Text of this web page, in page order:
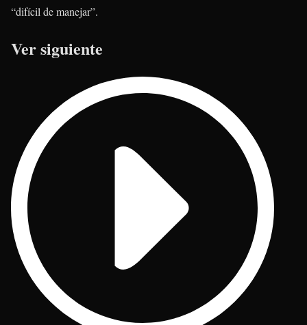
“difícil de manejar”.
Ver siguiente